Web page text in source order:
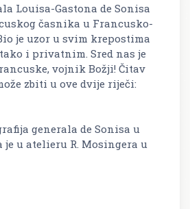
Louisa-Gastona de Sonisa
časnika u Francusko-
je uzor u svim krepostima
i privatnim. Sred nas je
vojnik Božji! Čitav
zbiti u ove dvije riječi:
generala de Sonisa u
u atelieru R. Mosingera u